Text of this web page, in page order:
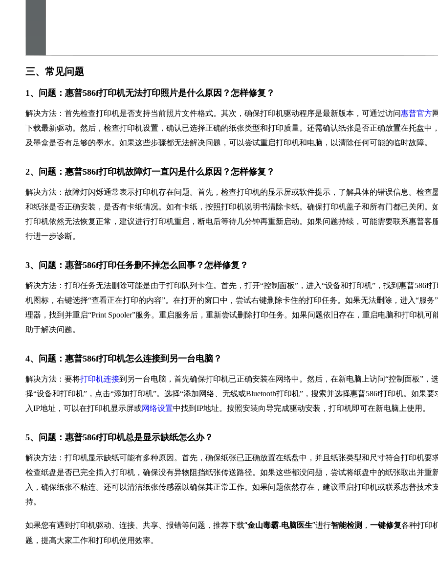
三、常见问题
1、问题：惠普586f打印机无法打印照片是什么原因？怎样修复？
解决方法：首先检查打印机是否支持当前照片文件格式。其次，确保打印机驱动程序是最新版本，可通过访问惠普官方
下载最新驱动。然后，检查打印机设置，确认已选择正确的纸张类型和打印质量。还需确认纸张是否正确放置在托盘中
及墨盒是否有足够的墨水。如果这些步骤都无法解决问题，可以尝试重启打印机和电脑，以清除任何可能的临时故障。
2、问题：惠普586f打印机故障灯一直闪是什么原因？怎样修复？
解决方法：故障灯闪烁通常表示打印机存在问题。首先，检查打印机的显示屏或软件提示，了解具体的错误信息。检查
和纸张是否正确安装，是否有卡纸情况。如有卡纸，按照打印机说明书清除卡纸。确保打印机盖子和所有门都已关闭。
打印机依然无法恢复正常，建议进行打印机重启，断电后等待几分钟再重新启动。如果问题持续，可能需要联系惠普客
行进一步诊断。
3、问题：惠普586f打印任务删不掉怎么回事？怎样修复？
解决方法：打印任务无法删除可能是由于打印队列卡住。首先，打开“控制面板”，进入“设备和打印机”，找到惠普586f打
机图标，右键选择“查看正在打印的内容”。在打开的窗口中，尝试右键删除卡住的打印任务。如果无法删除，进入“服务
理器，找到并重启“Print Spooler”服务。重启服务后，重新尝试删除打印任务。如果问题依旧存在，重启电脑和打印机可
助于解决问题。
4、问题：惠普586f打印机怎么连接到另一台电脑？
解决方法：要将打印机连接到另一台电脑，首先确保打印机已正确安装在网络中。然后，在新电脑上访问“控制面板”，
择“设备和打印机”，点击“添加打印机”。选择“添加网络、无线或Bluetooth打印机”，搜索并选择惠普586f打印机。如果要
入IP地址，可以在打印机显示屏或网络设置中找到IP地址。按照安装向导完成驱动安装，打印机即可在新电脑上使用。
5、问题：惠普586f打印机总是显示缺纸怎么办？
解决方法：打印机显示缺纸可能有多种原因。首先，确保纸张已正确放置在纸盘中，并且纸张类型和尺寸符合打印机要
检查纸盘是否已完全插入打印机，确保没有异物阻挡纸张传送路径。如果这些都没问题，尝试将纸盘中的纸张取出并重
入，确保纸张不粘连。还可以清洁纸张传感器以确保其正常工作。如果问题依然存在，建议重启打印机或联系惠普技术
持。
如果您有遇到打印机驱动、连接、共享、报错等问题，推荐下载“金山毒霸-电脑医生”进行智能检测 ， 一键修复各种打印
题，提高大家工作和打印机使用效率。